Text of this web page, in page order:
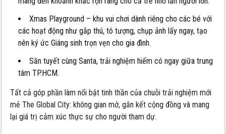
Xmas Playground – khu vui chơi dành riêng cho các bé với
các hoạt động như gắp thú, tô tượng, chụp ảnh lấy ngay, tạo
nên ký ức Giáng sinh trọn vẹn cho gia đình.
Săn tuyết cùng Santa, trải nghiệm hiếm có ngay giữa trung
tâm TP.HCM.
Tất cả góp phần làm nổi bật tinh thần của chuỗi trải nghiệm mới
mẻ The Global City: không gian mở, gắn kết cộng đồng và mang
lại giá trị cảm xúc thực sự cho người tham dự.